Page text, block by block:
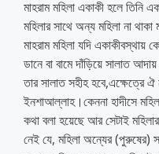
মাহরাম মহিলা একাকী হলে তিনি
মহিলার সাথে অন্য মহিলা না
মাহরাম মহিলা যদি
ডানে বা বামে দাঁড়িয়ে সালাত
তার সালাত সহীহ হবে,এক্ষেত্রে ঐ
ইনশাআল্লাহ।কেননা হাদীসে
কথা বলা হয়েছে আর সেটাই
নেই যে, মহিলা অন্যের (পুরুষের)